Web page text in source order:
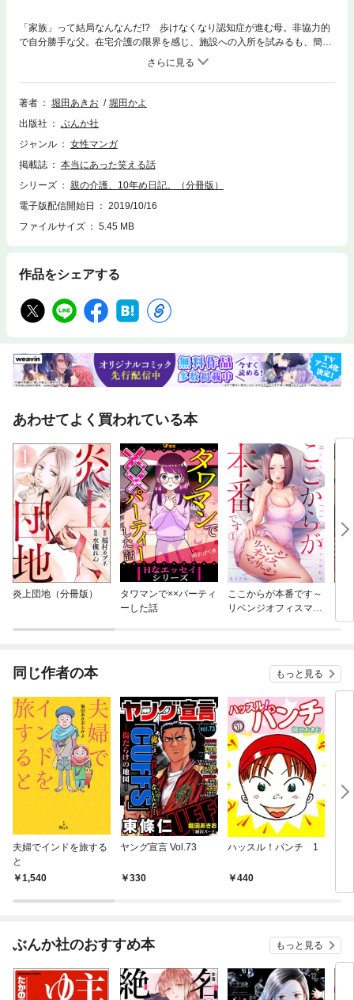
「家族」って結局なんなんだ!? 歩けなくなり認知症が進む母。非協力的
で自分勝手な父。在宅介護の限界を感じ、施設への入所を試みるも、簡単
にはいかず…!? 現代社会の介護事情と「家族のあり方」をリアルに描
き、「老い」と「人生」を見つめるコミックエッセイ!!
著者 堀田あきお
堀田かよ
出版社
ぶんか社
ジャンル
女性マンガ
掲載誌
本当にあった笑える話
シリーズ
親の介護、10年め日記。（分冊版）
電子版配信開始日
2019/10/16
ファイルサイズ
5.45 MB
作品をシェアする
あわせてよく買われている本
炎上団地（分冊版）
タワマンで××パーティ
ーした話
ここからが本番です～
リベンジオフィスマッ
音
同じ作者の本 もっと見る
夫婦でインドを旅する
と
1,540
ヤング宣言 Vol.73
330
ハッスル！パンチ 1
440
ぶんか社のおすすめ本 もっと見る